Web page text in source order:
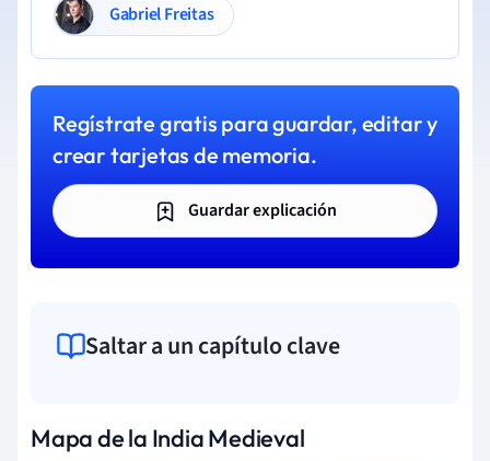
Gabriel Freitas
Regístrate gratis para guardar, editar y
crear tarjetas de memoria.
Guardar explicación
Saltar a un capítulo clave
Mapa de la India Medieval